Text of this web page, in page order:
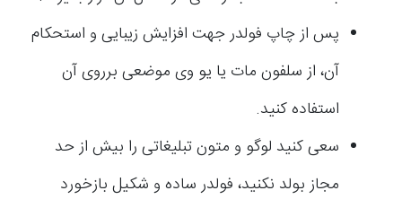
پس از چاپ فولدر جهت افزایش زیبایی و استحکام
آن، از سلفون مات یا یو وی موضعی برروی آن
استفاده کنید.
سعی کنید لوگو و متون تبلیغاتی را بیش از حد
مجاز بولد نکنید، فولدر ساده و شکیل بازخورد